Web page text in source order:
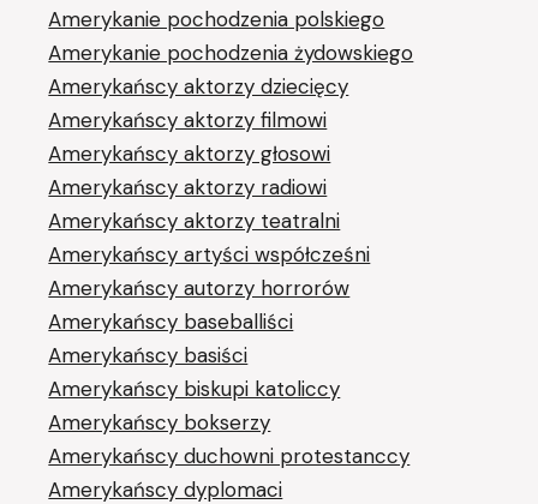
Amerykanie pochodzenia polskiego
Amerykanie pochodzenia żydowskiego
Amerykańscy aktorzy dziecięcy
Amerykańscy aktorzy filmowi
Amerykańscy aktorzy głosowi
Amerykańscy aktorzy radiowi
Amerykańscy aktorzy teatralni
Amerykańscy artyści współcześni
Amerykańscy autorzy horrorów
Amerykańscy baseballiści
Amerykańscy basiści
Amerykańscy biskupi katoliccy
Amerykańscy bokserzy
Amerykańscy duchowni protestanccy
Amerykańscy dyplomaci